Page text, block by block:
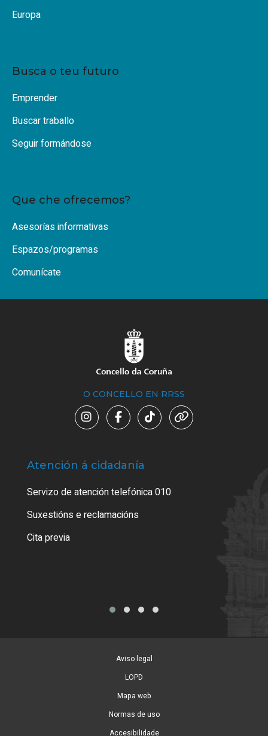
Europa
Busca o teu futuro
Emprender
Buscar traballo
Seguir formándose
Que che ofrecemos?
Asesorías informativas
Espazos/programas
Comunícate
O CONCELLO EN RRSS
Atención á cidadanía
Servizo de atención telefónica 010
Suxestións e reclamacións
Cita previa
Aviso legal
LOPD
Mapa web
Normas de uso
Accesibilidade